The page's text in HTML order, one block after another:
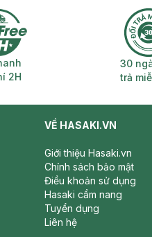
nhanh miễn phí 2H
2H
30
trả
VỀ HASAKI.VN
Giới thiệu Hasaki.vn
Chính sách bảo mật
Điều khoản sử dụng
Hasaki cẩm nang
Tuyển dụng
Liên hệ